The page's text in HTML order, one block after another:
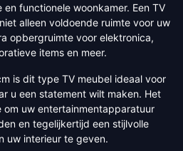
functionele woonkamer. Een TV
alleen voldoende ruimte voor uw
opbergruimte voor elektronica,
items en meer.
is dit type TV meubel ideaal voor
u een statement wilt maken. Het
uw entertainmentapparatuur
en tegelijkertijd een stijlvolle
uw interieur te geven.